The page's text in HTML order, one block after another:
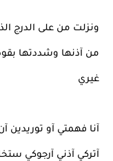
ونزلت من على الدرج
من آذنها وشددتها
غيري
آنا فهمتي آو
آتركي آذني آرجوكي